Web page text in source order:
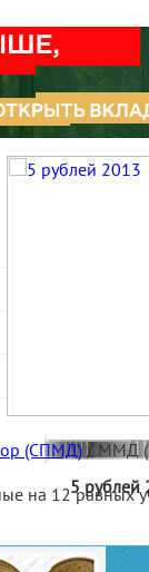
5 рублей
(СПМД)/ ММД
на 12 равных